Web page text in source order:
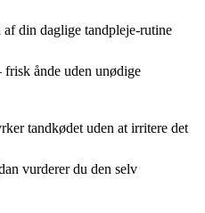
din daglige tandpleje-rutine
ånde uden unødige
tandkødet uden at irritere det
vurderer du den selv